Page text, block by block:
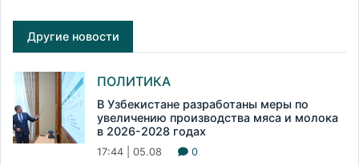
Другие новости
ПОЛИТИКА
В Узбекистане разработаны меры по
увеличению производства мяса и молока
в 2026-2028 годах
17:44 | 05.08 0